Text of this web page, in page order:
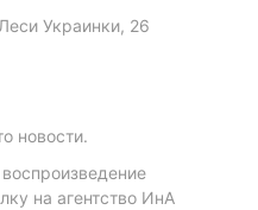
Украинки, 26
новости.
на агентство ИнА